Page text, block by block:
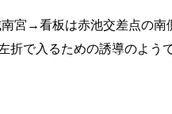
宮→看板は赤池交差点の南
折で入るための誘導のようで